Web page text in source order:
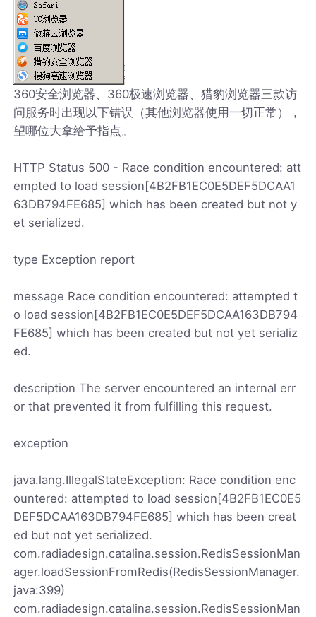
360安全浏览器、360极速浏览器、猎豹浏览器三款访
问服务时出现以下错误（其他浏览器使用一切正常），
望哪位大拿给予指点。
HTTP Status 500 - Race condition encountered: att
empted to load session[4B2FB1EC0E5DEF5DCAA1
63DB794FE685] which has been created but not y
et serialized.
type Exception report
message Race condition encountered: attempted t
o load session[4B2FB1EC0E5DEF5DCAA163DB794
FE685] which has been created but not yet serializ
ed.
description The server encountered an internal err
or that prevented it from fulfilling this request.
exception
java.lang.IllegalStateException: Race condition enc
ountered: attempted to load session[4B2FB1EC0E5
DEF5DCAA163DB794FE685] which has been creat
ed but not yet serialized.
com.radiadesign.catalina.session.RedisSessionMan
ager.loadSessionFromRedis(RedisSessionManager.
java:399)
com.radiadesign.catalina.session.RedisSessionMan